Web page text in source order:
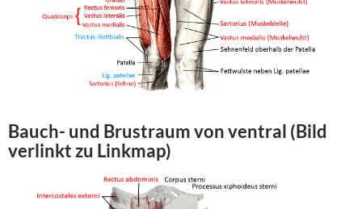
Bauch- und Brustraum von ventral (Bild
verlinkt zu Linkmap)